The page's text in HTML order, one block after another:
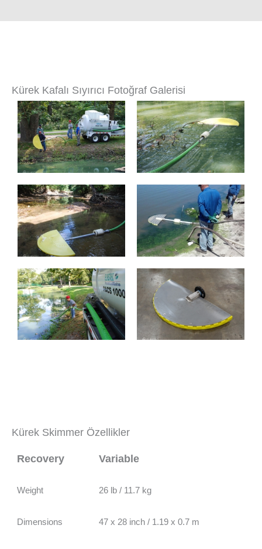
Kürek Kafalı Sıyırıcı Fotoğraf Galerisi
Kürek Skimmer Özellikler
Recovery Variable
Weight 26 lb / 11.7 kg
Dimensions 47 x 28 inch / 1.19 x 0.7 m